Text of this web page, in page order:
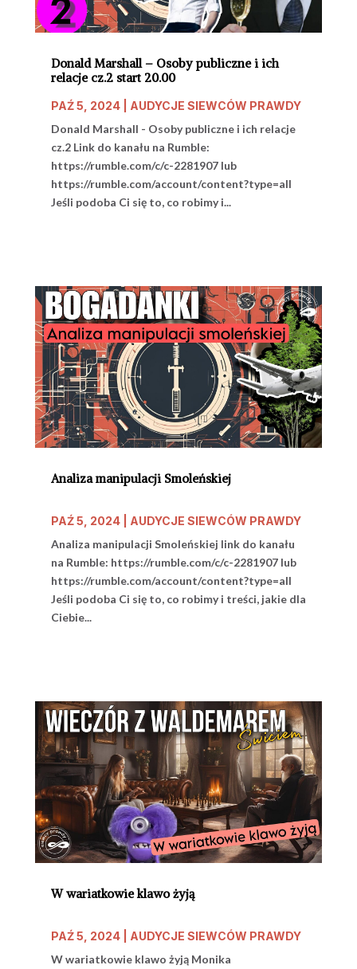
Donald Marshall – Osoby publiczne i ich
relacje cz.2 start 20.00
PAŹ 5, 2024| AUDYCJE SIEWCÓW PRAWDY
Donald Marshall - Osoby publiczne i ich relacje
cz.2 Link do kanału na Rumble:
https://rumble.com/c/c-2281907 lub
https://rumble.com/account/content?type=all
Jeśli podoba Ci się to, co robimy i...
Analiza manipulacji Smoleńskiej
PAŹ 5, 2024| AUDYCJE SIEWCÓW PRAWDY
Analiza manipulacji Smoleńskiej link do kanału
na Rumble: https://rumble.com/c/c-2281907 lub
https://rumble.com/account/content?type=all
Jeśli podoba Ci się to, co robimy i treści, jakie dla
Ciebie...
W wariatkowie klawo żyją
PAŹ 5, 2024| AUDYCJE SIEWCÓW PRAWDY
W wariatkowie klawo żyją Monika